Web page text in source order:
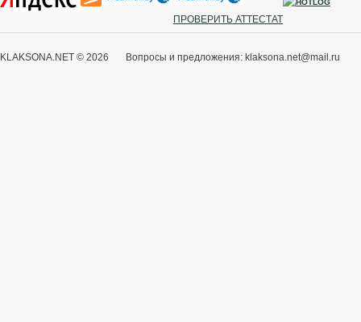
ПРОВЕРИТЬ АТТЕСТАТ
KLAKSONA.NET © 2026 Вопросы и предложения: klaksona.net@mail.ru